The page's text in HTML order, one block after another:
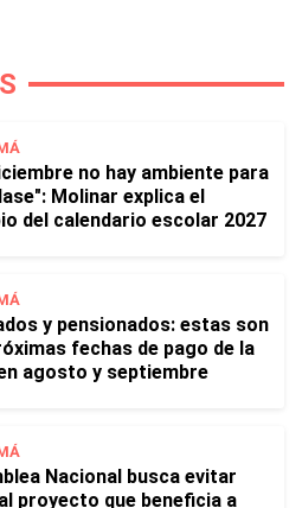
no hay ambiente para
Molinar explica el
del calendario escolar 2027
y pensionados: estas son
fechas de pago de la
agosto y septiembre
Nacional busca evitar
proyecto que beneficia a